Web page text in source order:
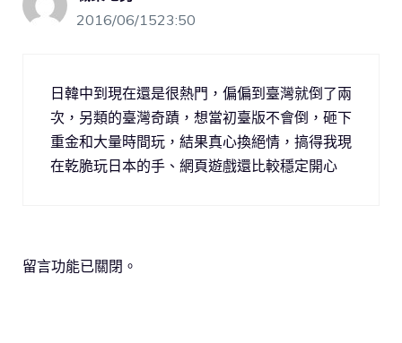
2016/06/1523:50
日韓中到現在還是很熱門，偏偏到臺灣就倒了兩
次，另類的臺灣奇蹟，想當初臺版不會倒，砸下
重金和大量時間玩，結果真心換絕情，搞得我現
在乾脆玩日本的手、網頁遊戲還比較穩定開心
留言功能已關閉。